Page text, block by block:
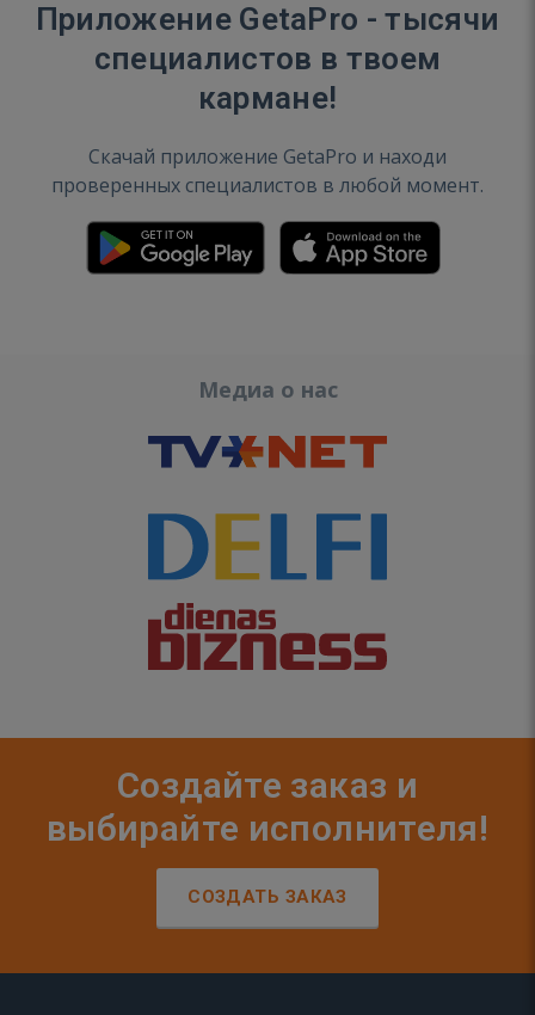
Приложение GetaPro - тысячи
специалистов в твоем
кармане!
Скачай приложение GetaPro и находи
проверенных специалистов в любой момент.
Медиа о нас
Создайте заказ и
выбирайте исполнителя!
СОЗДАТЬ ЗАКАЗ